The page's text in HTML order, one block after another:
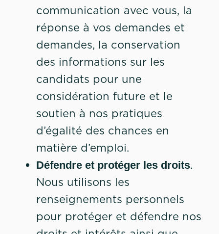
communication avec vous, la
réponse à vos demandes et
demandes, la conservation
des informations sur les
candidats pour une
considération future et le
soutien à nos pratiques
d’égalité des chances en
matière d’emploi.
Défendre et protéger les droits.
Nous utilisons les
renseignements personnels
pour protéger et défendre nos